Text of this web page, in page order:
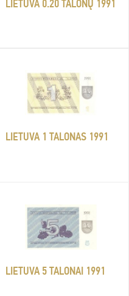
LIETUVA 0.20 TALONŲ 1991
LIETUVA 1 TALONAS 1991
LIETUVA 5 TALONAI 1991